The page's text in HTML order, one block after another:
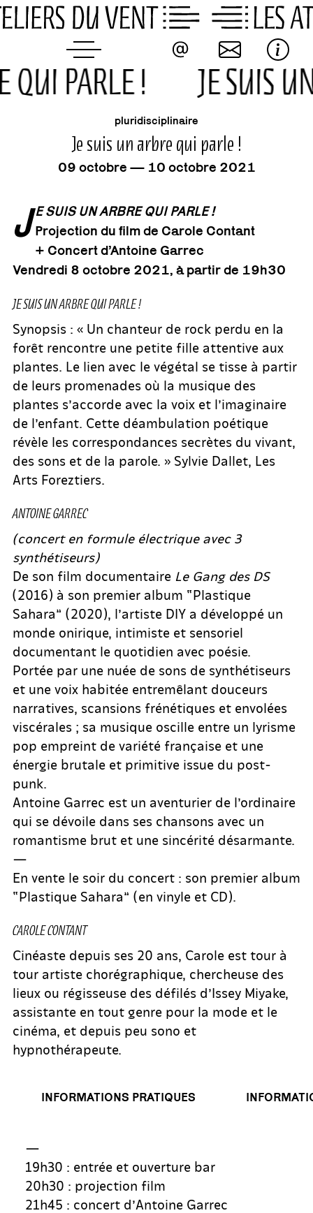
Skip
to
QUI PARLE ! JE SUIS
événement
pluridisciplinaire
Je suis un arbre qui parle !
09 octobre — 10 octobre 2021
J E SUIS UN ARBRE QUI PARLE !
Projection du film de Carole Contant
+ Concert d’Antoine Garrec
Vendredi 8 octobre 2021, à partir de 19h30
JE SUIS UN ARBRE QUI PARLE !
Synopsis : « Un chanteur de rock perdu en la
forêt rencontre une petite fille attentive aux
plantes. Le lien avec le végétal se tisse à partir
de leurs promenades où la musique des
plantes s’accorde avec la voix et l’imaginaire
de l’enfant. Cette déambulation poétique
révèle les correspondances secrètes du vivant,
des sons et de la parole. » Sylvie Dallet, Les
Arts Foreztiers.
ANTOINE GARREC
(concert en formule électrique avec 3
synthétiseurs)
De son film documentaire Le Gang des DS
(2016) à son premier album “Plastique
Sahara” (2020), l’artiste DIY a développé un
monde onirique, intimiste et sensoriel
documentant le quotidien avec poésie.
Portée par une nuée de sons de synthétiseurs
et une voix habitée entremêlant douceurs
narratives, scansions frénétiques et envolées
viscérales ; sa musique oscille entre un lyrisme
pop empreint de variété française et une
énergie brutale et primitive issue du post-
punk.
Antoine Garrec est un aventurier de l’ordinaire
qui se dévoile dans ses chansons avec un
romantisme brut et une sincérité désarmante.
—
En vente le soir du concert : son premier album
“Plastique Sahara” (en vinyle et CD).
CAROLE CONTANT
Cinéaste depuis ses 20 ans, Carole est tour à
tour artiste chorégraphique, chercheuse des
lieux ou régisseuse des défilés d’Issey Miyake,
assistante en tout genre pour la mode et le
cinéma, et depuis peu sono et
hypnothérapeute.
INFORMATIONS PRATIQUES
—
19h30 : entrée et ouverture bar
20h30 : projection film
21h45 : concert d’Antoine Garrec